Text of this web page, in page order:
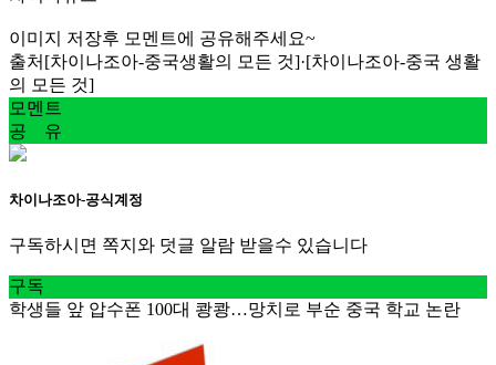
이미지 저장후 모멘트에 공유해주세요~
출처 [차이나조아-중국생활의 모든 것]·[차이나조아-중국 생활
의 모든 것]
모멘트
공 유
차이나조아-공식계정
구독하시면 쪽지와 덧글 알람 받을수 있습니다
구독
학생들 앞 압수폰 100대 쾅쾅…망치로 부순 중국 학교 논란